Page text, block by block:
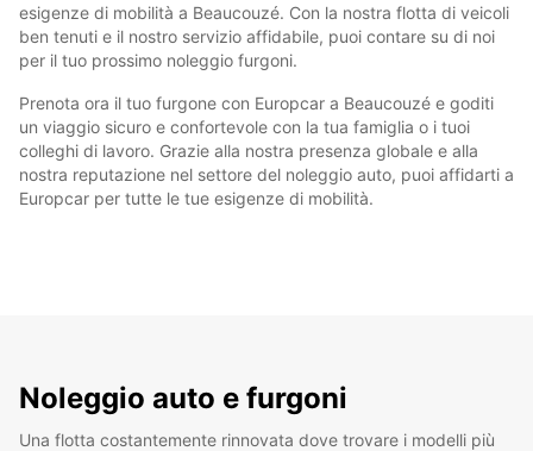
esigenze di mobilità a Beaucouzé. Con la nostra flotta di veicoli
ben tenuti e il nostro servizio affidabile, puoi contare su di noi
per il tuo prossimo noleggio furgoni.
Prenota ora il tuo furgone con Europcar a Beaucouzé e goditi
un viaggio sicuro e confortevole con la tua famiglia o i tuoi
colleghi di lavoro. Grazie alla nostra presenza globale e alla
nostra reputazione nel settore del noleggio auto, puoi affidarti a
Europcar per tutte le tue esigenze di mobilità.
Noleggio auto e furgoni
Una flotta costantemente rinnovata dove trovare i modelli più